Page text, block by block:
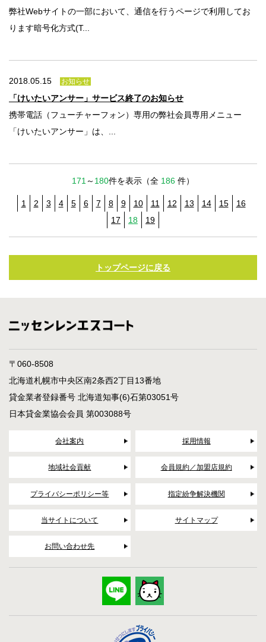
弊社Webサイトの一部において、通信を行うページで利用してお
ります暗号化方式(T...
2018.05.15 お知らせ
「けいたいアンサー」サービス終了のお知らせ
携帯電話（フューチャーフォン）専用の弊社会員専用メニュー
「けいたいアンサー」は、...
171 ～ 180件を表示（全 186 件）
1 2 3 4 5 6 7 8 9 10 11 12 13 14 15
16
17
18 19
トップページに戻る
〒060-8508
北海道札幌市中央区南2条西2丁目13番地
貸金業者登録番号 北海道知事(6)石第03051号
日本貸金業協会会員 第003088号
会社案内 採用情報
地域社会貢献 会員規約／加盟店規約
プライバシーポリシー等 指定紛争解決機関
当サイトについて サイトマップ
お問い合わせ先